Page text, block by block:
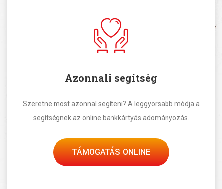
Azonnali segítség
Szeretne most azonnal segíteni? A leggyorsabb módja a
segítségnek az online bankkártyás adományozás.
TÁMOGATÁS ONLINE